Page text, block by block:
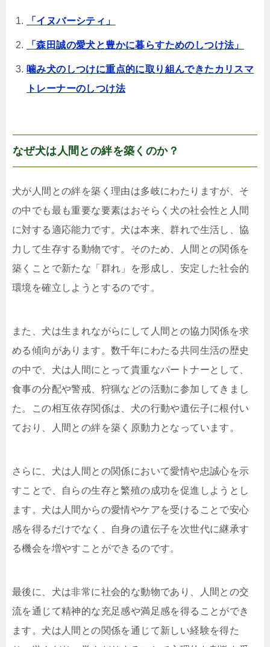
「イヌバーシティ」
「森田誠の愛犬と豊かに暮らすためのしつけ法」
噛み犬のしつけに重点的に取り組んできたカリスマ
トレーナーのしつけ法
なぜ犬は人間との絆を築くのか？
犬が人間との絆を築く理由は多岐にわたりますが、そ
の中でも最も重要な要素はおそらく犬の社会性と人間
に対する適応能力です。犬は本来、群れで生活し、協
力して生存する動物です。そのため、人間との関係を
築くことで新たな「群れ」を形成し、安定した社会的
環境を確立しようとするのです。
また、犬は生まれながらにして人間との協力関係を求
める傾向があります。数千年にわたる共同生活の歴史
の中で、犬は人間にとって貴重なパートナーとして、
食事の分配や警戒、狩猟などの活動に参加してきまし
た。この相互依存関係は、犬の行動や遺伝子に根付い
ており、人間との絆を築く原動力となっています。
さらに、犬は人間との関係において愛情や忠誠心を示
すことで、自らの生存と繁殖の成功を促進しようとし
ます。犬は人間からの愛情やケアを受けることで安心
感を得るだけでなく、自身の遺伝子を次世代に継承す
る機会を増やすことができるのです。
最後に、犬は非常に社会的な動物であり、人間との交
流を通じて精神的な充足感や満足感を得ることができ
ます。犬は人間との関係を通じて新しい経験を得た